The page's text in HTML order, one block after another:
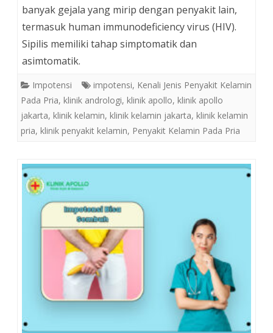
banyak gejala yang mirip dengan penyakit lain,
termasuk human immunodeficiency virus (HIV).
Sipilis memiliki tahap simptomatik dan
asimtomatik.
Impotensi impotensi, Kenali Jenis Penyakit Kelamin
Pada Pria, klinik andrologi, klinik apollo, klinik apollo
jakarta, klinik kelamin, klinik kelamin jakarta, klinik kelamin
pria, klinik penyakit kelamin, Penyakit Kelamin Pada Pria